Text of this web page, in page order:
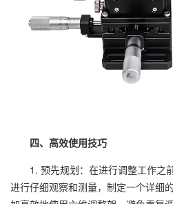
四、高效使用技巧
1. 预先规划：在进行调整工作之
进行仔细观察和测量，制定一个详细